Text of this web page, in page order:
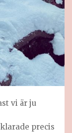
vi är ju
precis